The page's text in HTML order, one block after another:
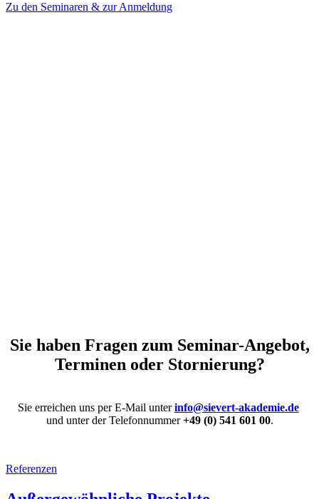
Zu den Seminaren & zur Anmeldung
Sie haben Fragen zum Seminar-Angebot,
Terminen oder Stornierung?
Sie erreichen uns per E-Mail unterinfo@sievert-akademie.de
und unter der Telefonnummer+49 (0) 541 601 00.
Referenzen